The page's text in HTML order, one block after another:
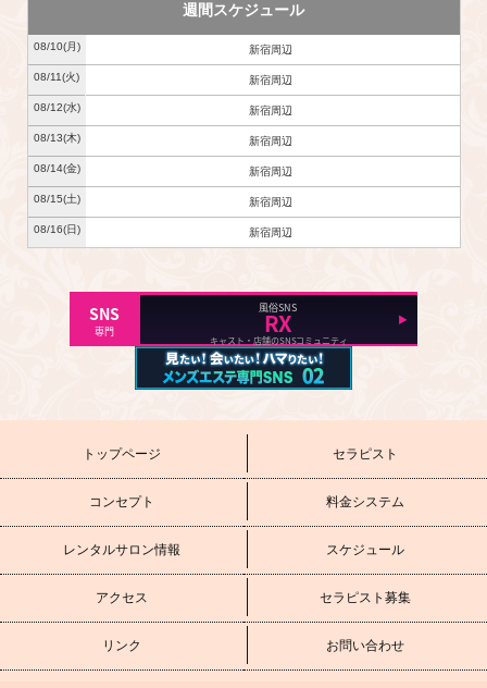
週間スケジュール
08/10(月)
08/11(火)
08/12(水)
08/13(木)
08/14(金)
08/15(土)
08/16(日)
新宿周辺
新宿周辺
新宿周辺
新宿周辺
新宿周辺
新宿周辺
新宿周辺
トップページ セラピスト
コンセプト 料金システム
レンタルサロン情報 スケジュール
アクセス セラピスト募集
リンク お問い合わせ